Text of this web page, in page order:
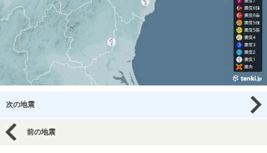
次の地震
前の地震